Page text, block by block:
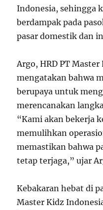
Indonesia, sehingga
berdampak pada
pasar domestik dan
Argo, HRD PT
mengatakan bahwa
berupaya untuk
merencanakan
“Kami akan bekerja
memulihkan
memastikan bahwa
tetap terjaga,” ujar
Kebakaran hebat di
Master Kidz